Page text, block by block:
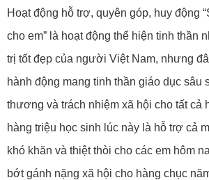
Hoạt động hỗ trợ, quyên góp, huy động
cho em” là hoạt động thể hiện tinh thần
trị tốt đẹp của người Việt Nam, nhưng
hành động mang tinh thần giáo dục sâu
thương và trách nhiệm xã hội cho tất cả
hàng triệu học sinh lúc này là hỗ trợ cả
khó khăn và thiệt thòi cho các em hôm